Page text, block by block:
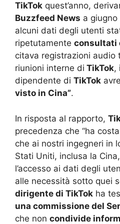
TikTok quest’anno,
Buzzfeed News a
alcuni dati degli utenti
ripetutamente consultati
citava registrazioni audio
riunioni interne di TikTok,
dipendente di TikTok
visto in Cina”.
In risposta al rapporto,
precedenza che “ha
che ai nostri ingegneri in
Stati Uniti, inclusa la
l’accesso ai dati degli
alle necessità sotto quei
dirigente di TikTok ha
una commissione del
che non condivide